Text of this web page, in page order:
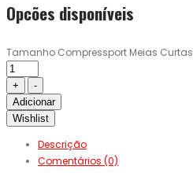
Opcões disponíveis
Tamanho Compressport Meias Curtas
Adicionar
Wishlist
Descrição
Comentários (0)